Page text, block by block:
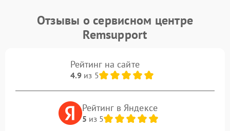
Отзывы о сервисном центре
Remsupport
Рейтинг на сайте
4.9из 5
Рейтинг в Яндексе
5 из 5